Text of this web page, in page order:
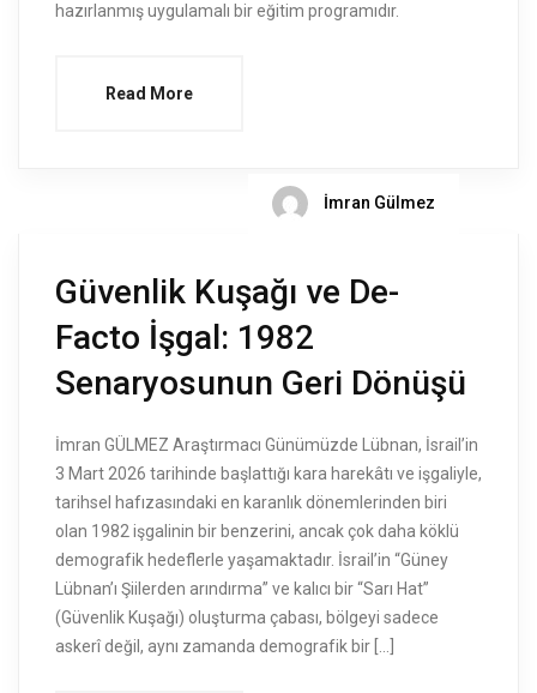
hazırlanmış uygulamalı bir eğitim programıdır.
Read More
İmran Gülmez
Güvenlik Kuşağı ve De-
Facto İşgal: 1982
Senaryosunun Geri Dönüşü
İmran GÜLMEZ Araştırmacı Günümüzde Lübnan, İsrail’in
3 Mart 2026 tarihinde başlattığı kara harekâtı ve işgaliyle,
tarihsel hafızasındaki en karanlık dönemlerinden biri
olan 1982 işgalinin bir benzerini, ancak çok daha köklü
demografik hedeflerle yaşamaktadır. İsrail’in “Güney
Lübnan’ı Şiilerden arındırma” ve kalıcı bir “Sarı Hat”
(Güvenlik Kuşağı) oluşturma çabası, bölgeyi sadece
askerî değil, aynı zamanda demografik bir […]